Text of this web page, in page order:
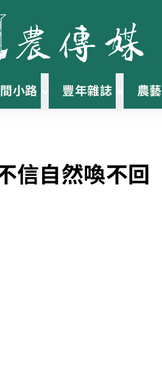
小路 豐年雜誌 農藝
信自然喚不回